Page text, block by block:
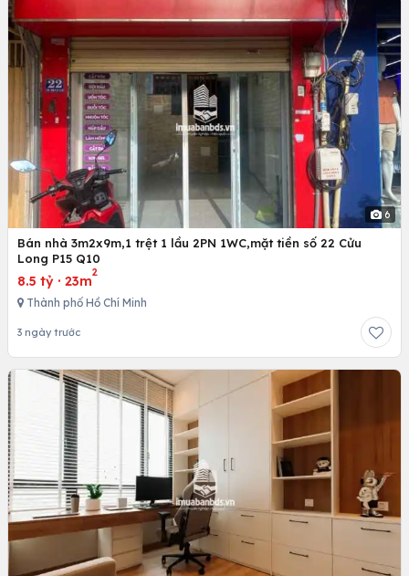
6
Bán nhà 3m2x9m,1 trệt 1 lầu 2PN 1WC,mặt tiền số 22 Cửu
Long P15 Q10
8.5 tỷ · 23m
2
Thành phố Hồ Chí Minh
3 ngày trước